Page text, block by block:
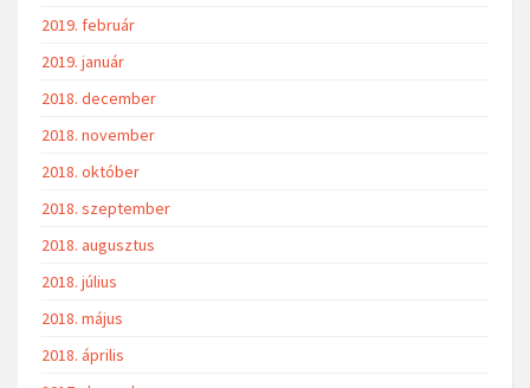
2019. február
2019. január
2018. december
2018. november
2018. október
2018. szeptember
2018. augusztus
2018. július
2018. május
2018. április